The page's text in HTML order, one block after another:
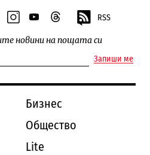
instagram
youtubethreads RSS
новини на пощата си
Запиши ме
Бизнес
Общество
Lite